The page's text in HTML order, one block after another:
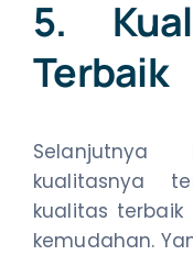
5.
Terbaik
kualitasnya
kualitas
kemudahan.